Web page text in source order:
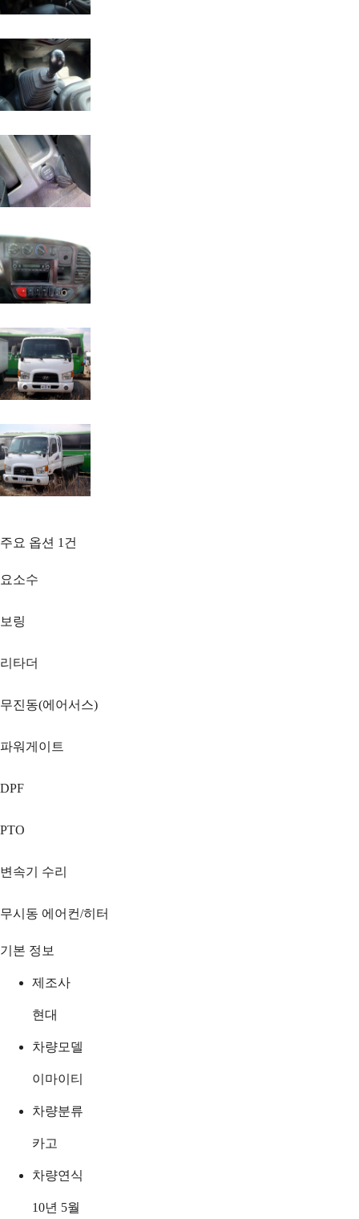
주요 옵션 1 건
요소수
보링
리타더
무진동(에어서스)
파워게이트
DPF
PTO
변속기 수리
무시동 에어컨/히터
기본 정보
제조사
현대
차량모델
이마이티
차량분류
카고
차량연식
10년 5월